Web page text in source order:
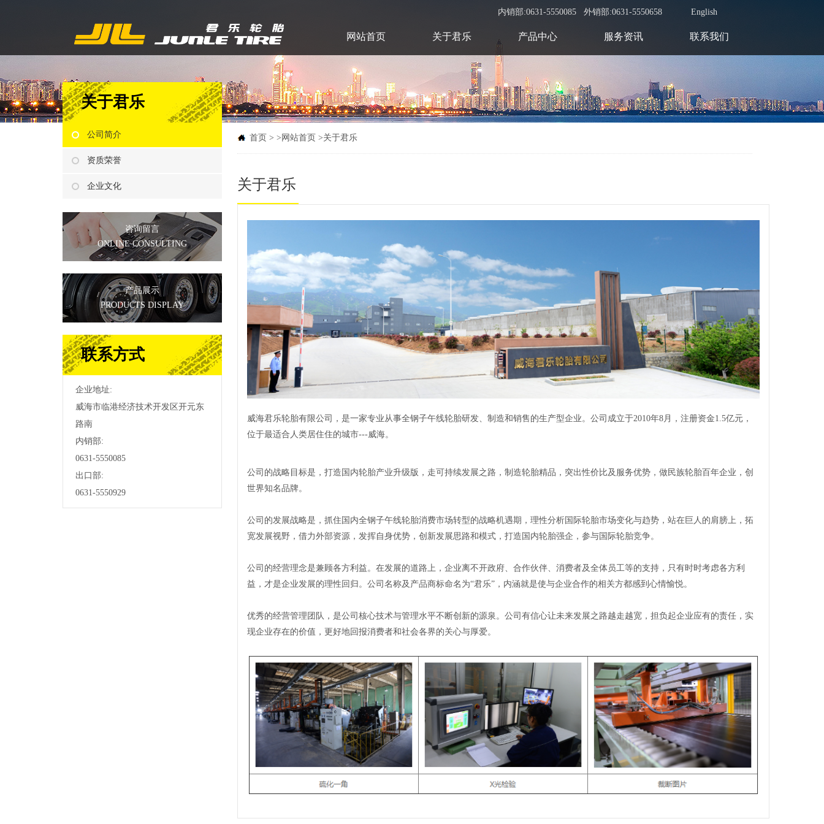
English
内销部:0631-5550085 外销部:0631-5550658
网站首页 关于君乐 产品中心 服务资讯 联系我们
关于君乐
公司简介
资质荣誉
企业文化
咨询留言
ONLINE CONSULTING
产品展示
PRODUCTS DISPLAY
联系方式
企业地址:
威海市临港经济技术开发区开元东
路南
内销部:
0631-5550085
出口部:
0631-5550929
首页 > >网站首页 >关于君乐
关于君乐
威海君乐轮胎有限公司，是一家专业从事全钢子午线轮胎研发、制造和销售的生产型企业。公司成立于2010年8月，注册资金1.5亿元，
位于最适合人类居住住的城市---威海。
公司的战略目标是，打造国内轮胎产业升级版，走可持续发展之路，制造轮胎精品，突出性价比及服务优势，做民族轮胎百年企业，创
世界知名品牌。
公司的发展战略是，抓住国内全钢子午线轮胎消费市场转型的战略机遇期，理性分析国际轮胎市场变化与趋势，站在巨人的肩膀上，拓
宽发展视野，借力外部资源，发挥自身优势，创新发展思路和模式，打造国内轮胎强企，参与国际轮胎竞争。
公司的经营理念是兼顾各方利益。在发展的道路上，企业离不开政府、合作伙伴、消费者及全体员工等的支持，只有时时考虑各方利
益，才是企业发展的理性回归。公司名称及产品商标命名为“君乐”，内涵就是使与企业合作的相关方都感到心情愉悦。
优秀的经营管理团队，是公司核心技术与管理水平不断创新的源泉。公司有信心让未来发展之路越走越宽，担负起企业应有的责任，实
现企业存在的价值，更好地回报消费者和社会各界的关心与厚爱。